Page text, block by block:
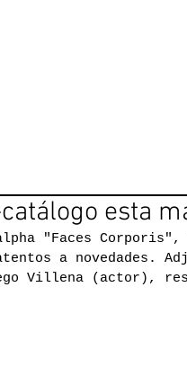
esta
"Faces
a novedades.
Villena (actor),